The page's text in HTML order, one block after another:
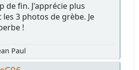
de fin. J'apprécie plus
3 photos de grèbe. Je
!
Paul